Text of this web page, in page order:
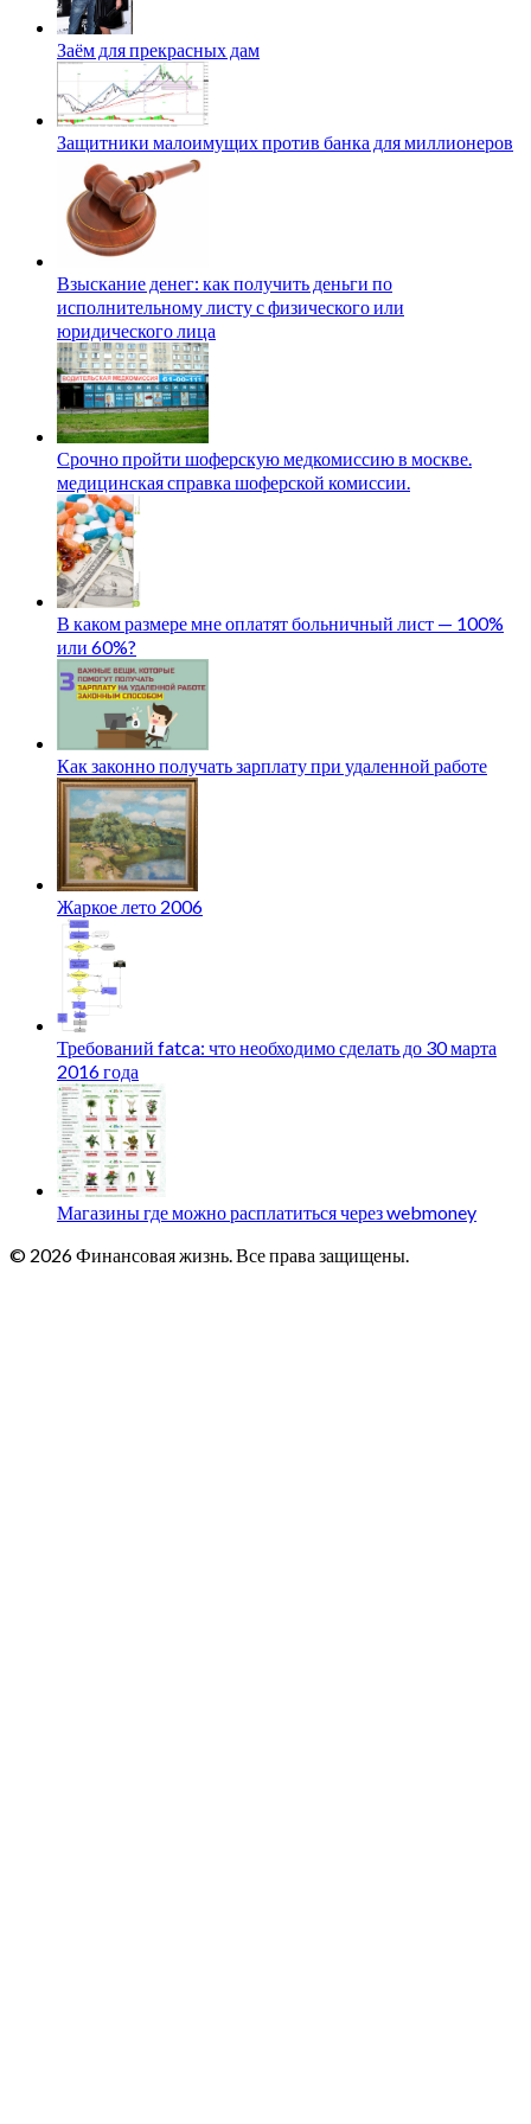
Заём для прекрасных дам
Защитники малоимущих против банка для миллионеров
Взыскание денег: как получить деньги по
исполнительному листу с физического или
юридического лица
Срочно пройти шоферскую медкомиссию в москве.
медицинская справка шоферской комиссии.
В каком размере мне оплатят больничный лист — 100%
или 60%?
Как законно получать зарплату при удаленной работе
Жаркое лето 2006
Требований fatca: что необходимо сделать до 30 марта
2016 года
Магазины где можно расплатиться через webmoney
© 2026 Финансовая жизнь. Все права защищены.